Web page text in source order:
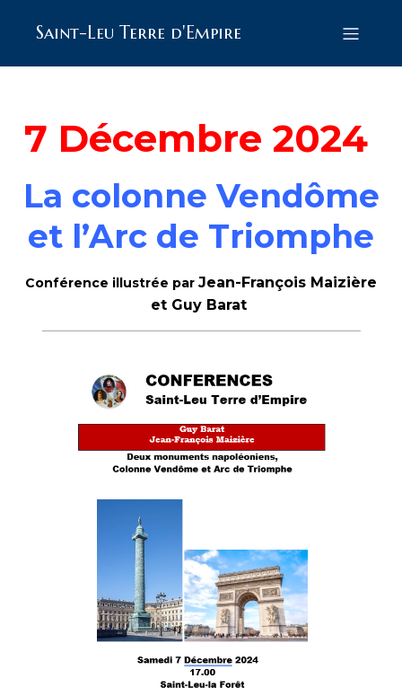
Saint-Leu Terre d'Empire
7 Décembre 2024
La colonne Vendôme
et l’Arc de Triomphe
Conférence illustrée par Jean-François Maizière
et Guy Barat